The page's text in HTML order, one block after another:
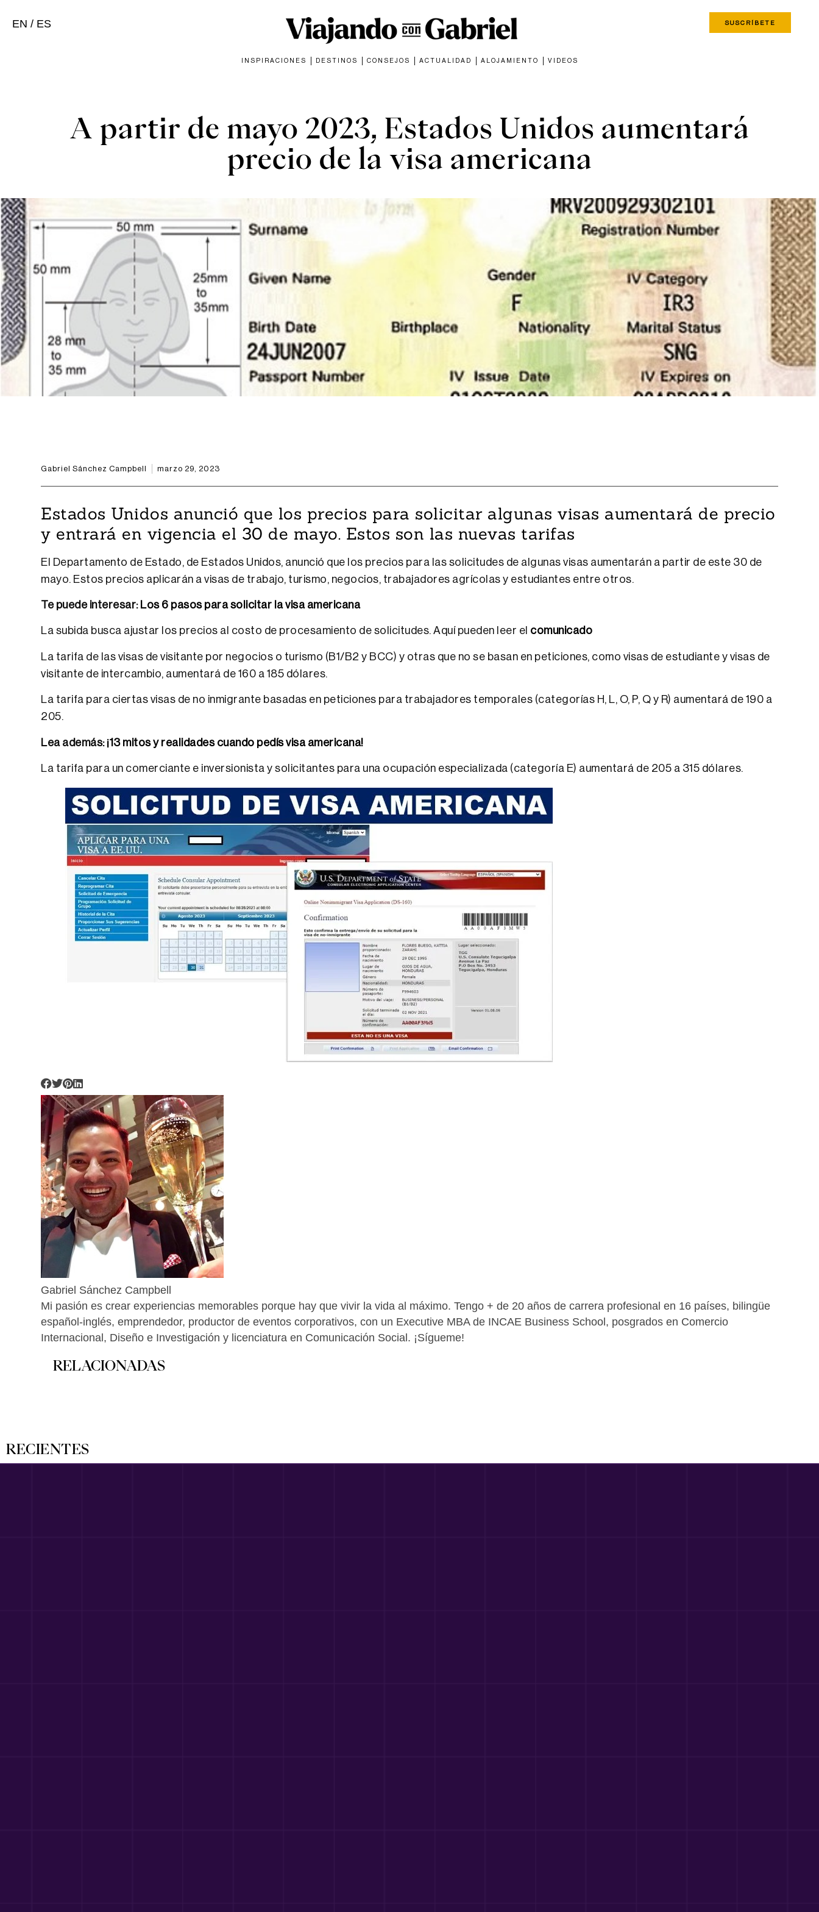
EN / ES SUSCRÍBETE
INSPIRACIONES DESTINOS CONSEJOS ACTUALIDAD ALOJAMIENTO VIDEOS
A partir de mayo 2023, Estados Unidos aumentará
precio de la visa americana
Gabriel Sánchez Campbell marzo 29, 2023
Estados Unidos anunció que los precios para solicitar algunas visas aumentará de precio
y entrará en vigencia el 30 de mayo. Estos son las nuevas tarifas
El Departamento de Estado, de Estados Unidos, anunció que los precios para las solicitudes de algunas visas aumentarán a partir de este 30 de
mayo. Estos precios aplicarán a visas de trabajo, turismo, negocios, trabajadores agrícolas y estudiantes entre otros.
Te puede interesar: Los 6 pasos para solicitar la visa americana
La subida busca ajustar los precios al costo de procesamiento de solicitudes. Aquí pueden leer el comunicado
La tarifa de las visas de visitante por negocios o turismo (B1/B2 y BCC) y otras que no se basan en peticiones, como visas de estudiante y visas de
visitante de intercambio, aumentará de 160 a 185 dólares.
La tarifa para ciertas visas de no inmigrante basadas en peticiones para trabajadores temporales (categorías H, L, O, P, Q y R) aumentará de 190 a
205.
Lea además: ¡13 mitos y realidades cuando pedís visa americana!
La tarifa para un comerciante e inversionista y solicitantes para una ocupación especializada (categoría E) aumentará de 205 a 315 dólares.
Gabriel Sánchez Campbell
Mi pasión es crear experiencias memorables porque hay que vivir la vida al máximo. Tengo + de 20 años de carrera profesional en 16 países, bilingüe
español-inglés, emprendedor, productor de eventos corporativos, con un Executive MBA de INCAE Business School, posgrados en Comercio
Internacional, Diseño e Investigación y licenciatura en Comunicación Social. ¡Sígueme!
RELACIONADAS
RECIENTES